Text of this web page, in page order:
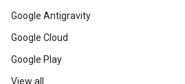
Google Antigravity
Google Cloud
Google Play
View all